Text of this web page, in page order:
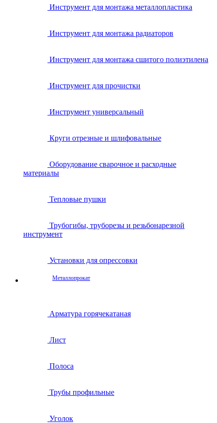
Инструмент для монтажа металлопластика
Инструмент для монтажа радиаторов
Инструмент для монтажа сшитого полиэтилена
Инструмент для прочистки
Инструмент универсальный
Круги отрезные и шлифовальные
Оборудование сварочное и расходные
материалы
Тепловые пушки
Трубогибы, труборезы и резьбонарезной
инструмент
Установки для опрессовки
Металлопрокат
Арматура горячекатаная
Лист
Полоса
Трубы профильные
Уголок